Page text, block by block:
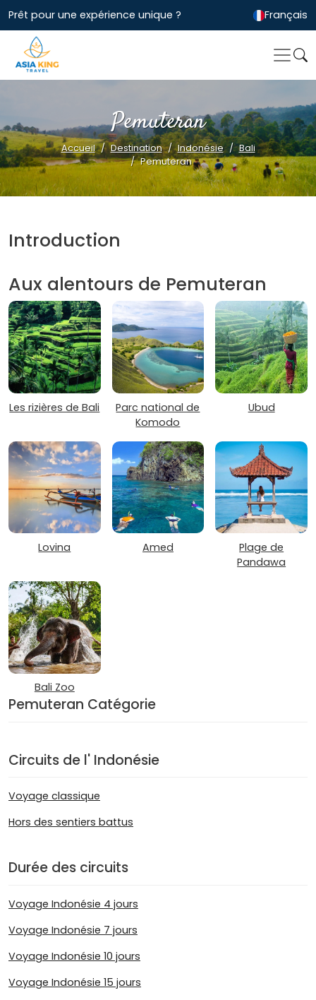
Prêt pour une expérience unique ? Français
Pemuteran
Accueil Destination Indonésie
Bali
Pemuteran
Introduction
Aux alentours de Pemuteran
Les rizières de Bali
Parc national de
Komodo
Ubud
Lovina Amed
Plage de
Pandawa
Bali Zoo
Pemuteran Catégorie
Circuits de l' Indonésie
Voyage classique
Hors des sentiers battus
Durée des circuits
Voyage Indonésie 4 jours
Voyage Indonésie 7 jours
Voyage Indonésie 10 jours
Voyage Indonésie 15 jours